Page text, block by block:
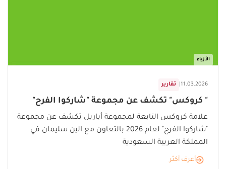
الأزياء
تقارير 11.03.2026
" كروكس" تكشف عن مجموعة "شاركوا الفرح"
علامة كروكس التابعة لمجموعة أباريل تكشف عن مجموعة
"شاركوا الفرح" لعام 2026 بالتعاون مع الين سليمان في
المملكة العربية السعودية
أعرف أكثر